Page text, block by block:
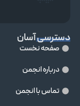
دسترسی آسان
صفحه نخست
درباره انجمن
تماس با انجمن